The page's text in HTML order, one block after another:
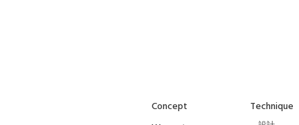
Concept
Technique